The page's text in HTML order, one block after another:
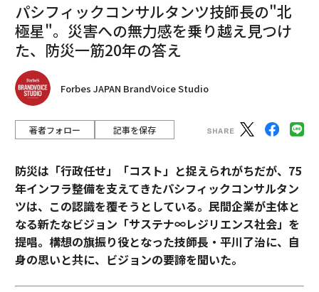
パシフィックコンサルタンツ技師長の"北
極星"。災害への無力感を乗り越え見つけ
た、防災一筋20年の答え
Forbes JAPAN BrandVoice Studio
著者フォロー 記事を保存
防災は「行政任せ」「コスト」と捉えられがちだが、75
年インフラ整備を支えてきたパシフィックコンサルタン
ツは、この認識を覆そうとしている。民間企業が主体と
なる新たなビジョン「サステナ∞レジリエンス社会」を
提唱。構想の旗振り役となった技師長・平川了治に、自
身の思いと共に、ビジョンの要諦を聞いた。